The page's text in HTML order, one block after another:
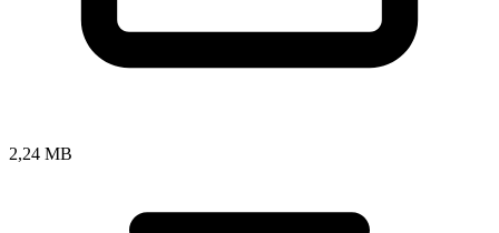
2,24 MB